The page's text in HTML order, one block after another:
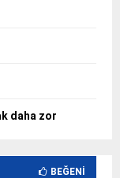
daha zor
BEĞENI